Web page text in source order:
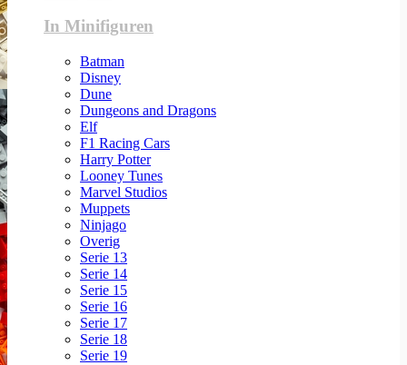
In Minifiguren
Batman
Disney
Dune
Dungeons and Dragons
Elf
F1 Racing Cars
Harry Potter
Looney Tunes
Marvel Studios
Muppets
Ninjago
Overig
Serie 13
Serie 14
Serie 15
Serie 16
Serie 17
Serie 18
Serie 19